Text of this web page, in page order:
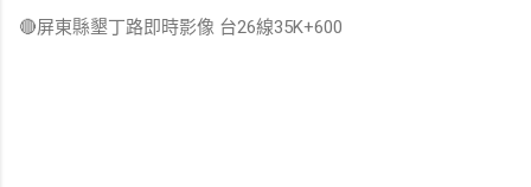
🔴屏東縣墾丁路即時影像 台26線35K+600